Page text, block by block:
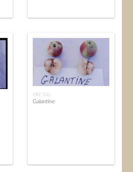
PAY_GQ
Galantine